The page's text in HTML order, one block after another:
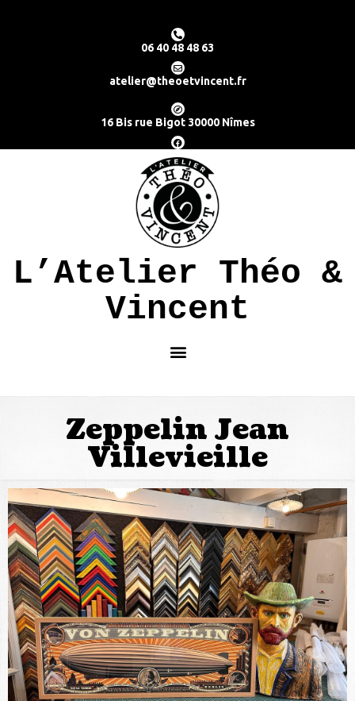
06 40 48 48 63
atelier@theoetvincent.fr
16 Bis rue Bigot 30000 Nîmes
L’Atelier Théo &
Vincent
Zeppelin Jean
Villevieille